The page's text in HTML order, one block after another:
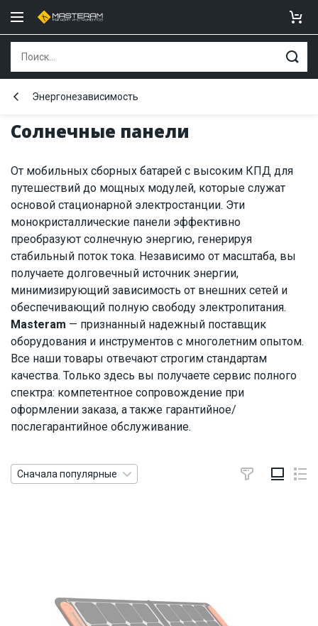
Солнечные панели
Энергонезависимость
От мобильных сборных батарей с высоким КПД для
путешествий до мощных модулей, которые служат
основой стационарной электростанции. Эти
монокристаллические панели эффективно
преобразуют солнечную энергию, генерируя
стабильный поток тока. Независимо от масштаба, вы
получаете долговечный источник энергии,
минимизирующий зависимость от внешних сетей и
обеспечивающий полную свободу электропитания.
Masteram — признанный надежный поставщик
оборудования и инструментов с многолетним опытом.
Все наши товары отвечают строгим стандартам
качества. Только здесь вы получаете сервис полного
спектра: компетентное сопровождение при
оформлении заказа, а также гарантийное/
послегарантийное обслуживание.
Сначала популярные